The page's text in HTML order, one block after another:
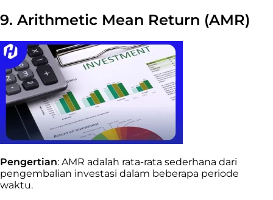
9. Arithmetic Mean Return (AMR)
Pengertian: AMR adalah rata-rata sederhana dari
pengembalian investasi dalam beberapa periode
waktu.